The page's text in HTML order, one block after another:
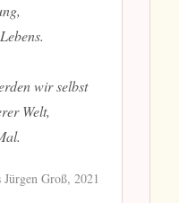
wir selbst
Welt,
Jürgen Groß, 2021